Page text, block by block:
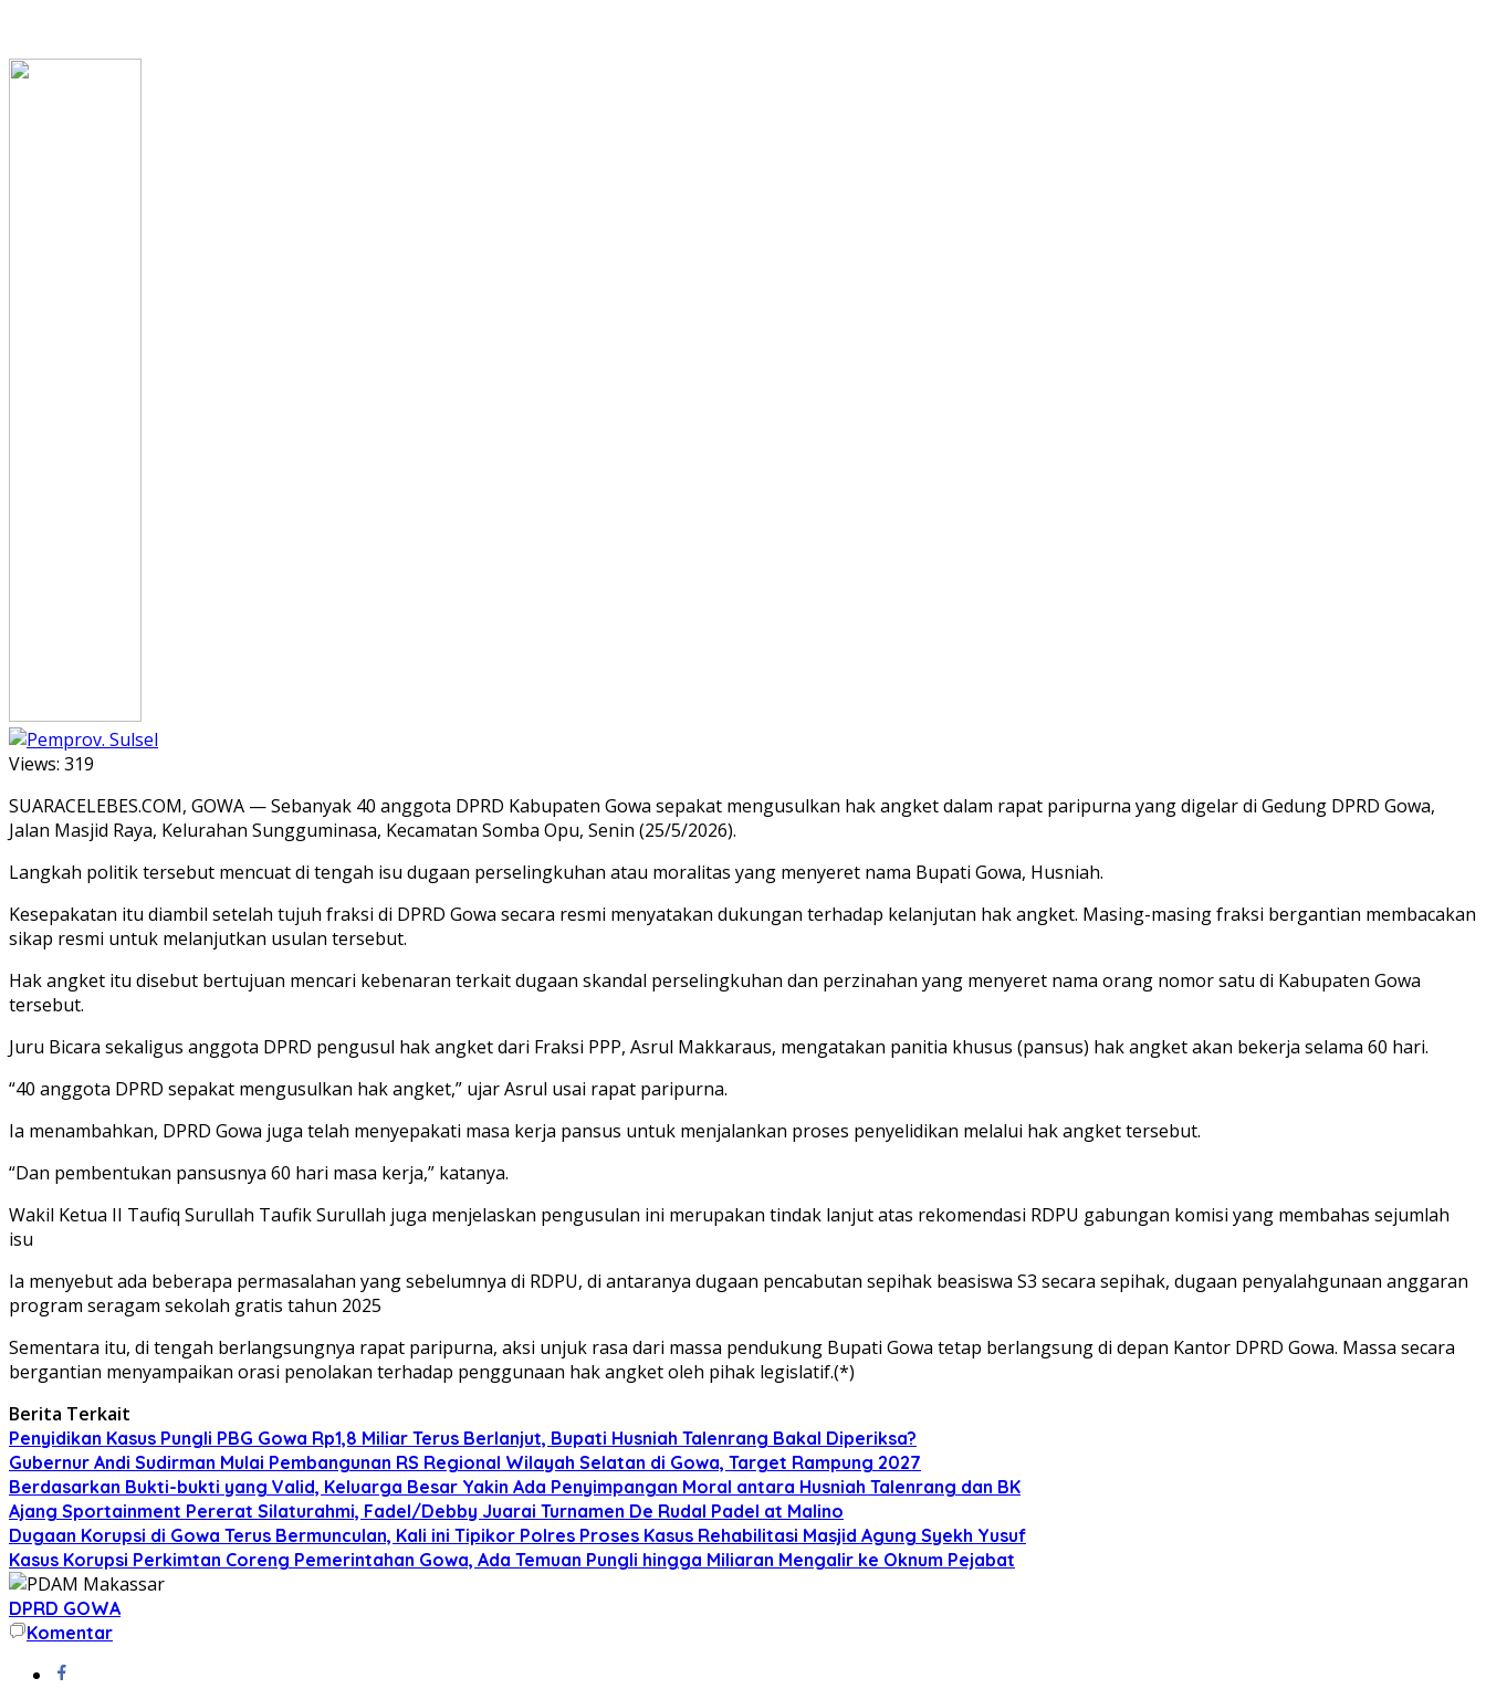
Views: 319
SUARACELEBES.COM, GOWA — Sebanyak 40 anggota DPRD Kabupaten Gowa sepakat mengusulkan hak angket dalam rapat paripurna yang digelar di Gedung DPRD Gowa,
Jalan Masjid Raya, Kelurahan Sungguminasa, Kecamatan Somba Opu, Senin (25/5/2026).
Langkah politik tersebut mencuat di tengah isu dugaan perselingkuhan atau moralitas yang menyeret nama Bupati Gowa, Husniah.
Kesepakatan itu diambil setelah tujuh fraksi di DPRD Gowa secara resmi menyatakan dukungan terhadap kelanjutan hak angket. Masing-masing fraksi bergantian membacakan
sikap resmi untuk melanjutkan usulan tersebut.
Hak angket itu disebut bertujuan mencari kebenaran terkait dugaan skandal perselingkuhan dan perzinahan yang menyeret nama orang nomor satu di Kabupaten Gowa
tersebut.
Juru Bicara sekaligus anggota DPRD pengusul hak angket dari Fraksi PPP, Asrul Makkaraus, mengatakan panitia khusus (pansus) hak angket akan bekerja selama 60 hari.
“40 anggota DPRD sepakat mengusulkan hak angket,” ujar Asrul usai rapat paripurna.
Ia menambahkan, DPRD Gowa juga telah menyepakati masa kerja pansus untuk menjalankan proses penyelidikan melalui hak angket tersebut.
“Dan pembentukan pansusnya 60 hari masa kerja,” katanya.
Wakil Ketua II Taufiq Surullah Taufik Surullah juga menjelaskan pengusulan ini merupakan tindak lanjut atas rekomendasi RDPU gabungan komisi yang membahas sejumlah
isu
Ia menyebut ada beberapa permasalahan yang sebelumnya di RDPU, di antaranya dugaan pencabutan sepihak beasiswa S3 secara sepihak, dugaan penyalahgunaan anggaran
program seragam sekolah gratis tahun 2025
Sementara itu, di tengah berlangsungnya rapat paripurna, aksi unjuk rasa dari massa pendukung Bupati Gowa tetap berlangsung di depan Kantor DPRD Gowa. Massa secara
bergantian menyampaikan orasi penolakan terhadap penggunaan hak angket oleh pihak legislatif.(*)
Berita Terkait
Penyidikan Kasus Pungli PBG Gowa Rp1,8 Miliar Terus Berlanjut, Bupati Husniah Talenrang Bakal Diperiksa?
Gubernur Andi Sudirman Mulai Pembangunan RS Regional Wilayah Selatan di Gowa, Target Rampung 2027
Berdasarkan Bukti-bukti yang Valid, Keluarga Besar Yakin Ada Penyimpangan Moral antara Husniah Talenrang dan BK
Ajang Sportainment Pererat Silaturahmi, Fadel/Debby Juarai Turnamen De Rudal Padel at Malino
Dugaan Korupsi di Gowa Terus Bermunculan, Kali ini Tipikor Polres Proses Kasus Rehabilitasi Masjid Agung Syekh Yusuf
Kasus Korupsi Perkimtan Coreng Pemerintahan Gowa, Ada Temuan Pungli hingga Miliaran Mengalir ke Oknum Pejabat
DPRD GOWA
Komentar